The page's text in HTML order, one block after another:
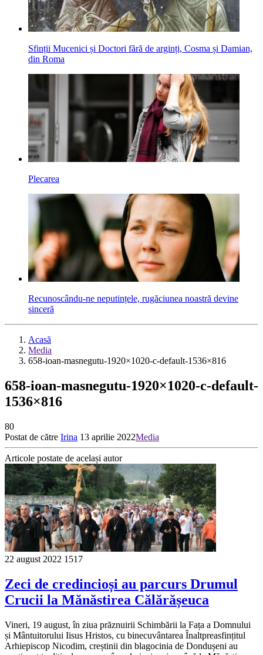
Sfinții Mucenici și Doctori fără de arginți, Cosma și Damian,
din Roma
Plecarea
Recunoscându-ne neputințele, rugăciunea noastră devine
sinceră
Acasă
Media
658-ioan-masnegutu-1920×1020-c-default-1536×816
658-ioan-masnegutu-1920×1020-c-default-
1536×816
80
Postat de către Irina 13 aprilie 2022Media
Articole postate de același autor
22 august 2022 1517
Zeci de credincioși au parcurs Drumul
Crucii la Mănăstirea Călărășeuca
Vineri, 19 august, în ziua prăznuirii Schimbării la Fața a Domnului
și Mântuitorului Iisus Hristos, cu binecuvântarea Înaltpreasfințitul
Arhiepiscop Nicodim, creștinii din blagocinia de Dondușeni au